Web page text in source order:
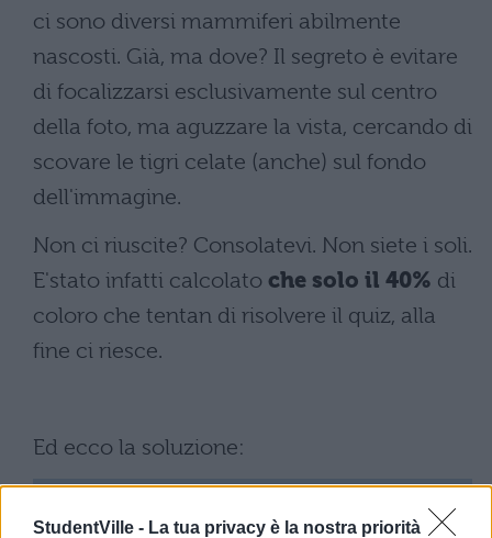
StudentVille - La tua privacy è la nostra priorità
ci sono diversi mammiferi abilmente
nascosti. Già, ma dove? Il segreto è evitare
di focalizzarsi esclusivamente sul centro
della foto, ma aguzzare la vista, cercando di
scovare le tigri celate (anche) sul fondo
dell'immagine.
Non ci riuscite? Consolatevi. Non siete i soli.
E'stato infatti calcolato che solo il 40% di
coloro che tentan di risolvere il quiz, alla
fine ci riesce.
Ed ecco la soluzione: